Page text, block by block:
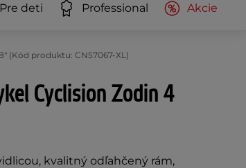
Pre deti Professional Akcie
(Kód produktu: CN57067-XL)
Cyclision Zodin 4
kvalitný odľahčený rám,